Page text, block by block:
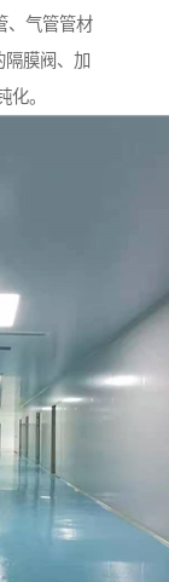
、气管管材
隔膜阀、加
。